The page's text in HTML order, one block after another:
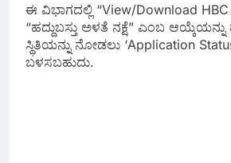
ಈ ವಿಭಾಗದಲ್ಲಿ “View/Download
“ಹದ್ದುಬಸ್ತು ಅಳತೆ ನಕ್ಷೆ” ಎಂಬ
ಸ್ಥಿತಿಯನ್ನು ನೋಡಲು ‘Application
ಬಳಸಬಹುದು.